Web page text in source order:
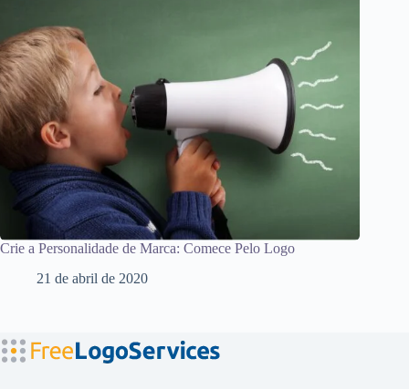
Crie a Personalidade de Marca: Comece Pelo Logo
21 de abril de 2020